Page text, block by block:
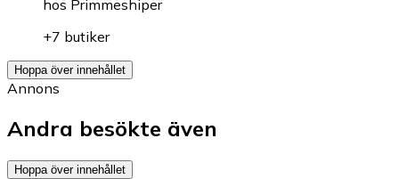
hos Primmeshiper
+7 butiker
Hoppa över innehållet
Annons
Andra besökte även
Hoppa över innehållet